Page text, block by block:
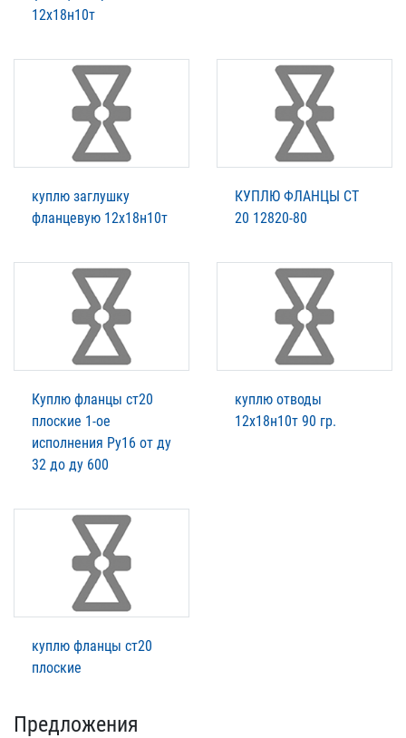
12х18н10т
куплю заглушку
фланцевую 12х18н10т
КУПЛЮ ФЛАНЦЫ СТ
20 12820-80
Куплю фланцы ст20
плоские 1-ое
исполнения Ру16 от ду
32 до ду 600
куплю отводы
12х18н10т 90 гр.
куплю фланцы ст20
плоские
Предложения